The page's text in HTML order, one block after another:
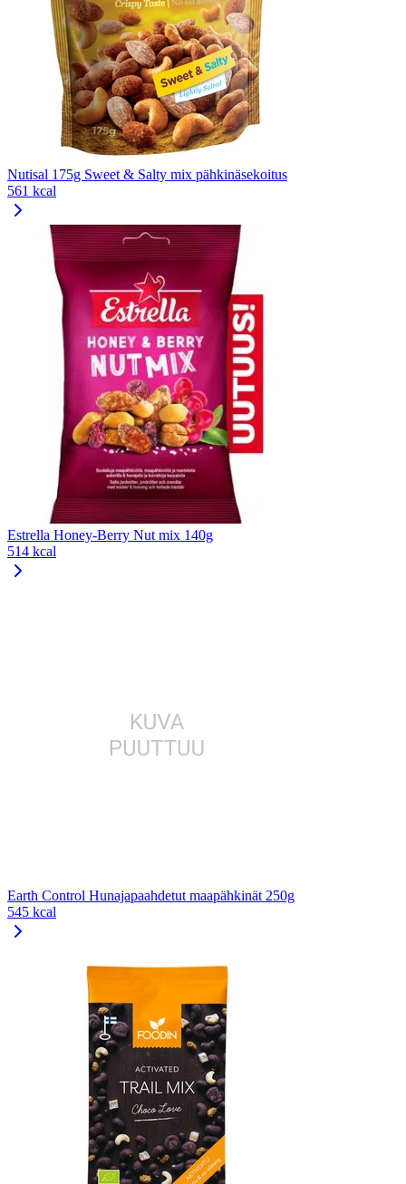
Nutisal 175g Sweet & Salty mix pähkinäsekoitus
561 kcal
Estrella Honey-Berry Nut mix 140g
514 kcal
Earth Control Hunajapaahdetut maapähkinät 250g
545 kcal